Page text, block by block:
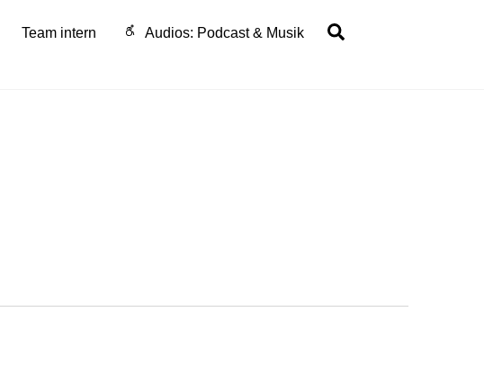
Team intern Audios: Podcast & Musik